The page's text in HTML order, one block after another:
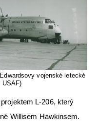
vojenské letecké
USAF)
L-206, který
Willisem Hawkinsem.